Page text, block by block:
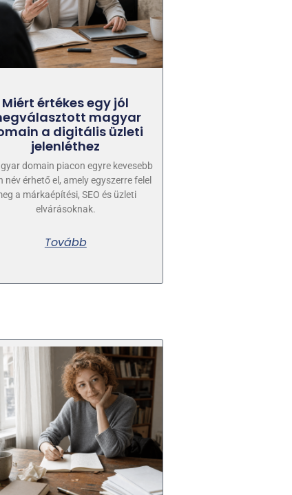
Miért értékes egy jól
magyar
a digitális üzleti
jelenléthez
domain piacon egyre kevesebb
név érhető el, amely egyszerre felel
a márkaépítési, SEO és üzleti
elvárásoknak.
Tovább